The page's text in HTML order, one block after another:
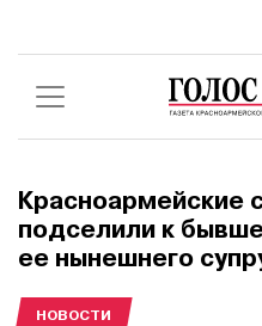
Красноармейские
подселили к
ее нынешнего
НОВОСТИ